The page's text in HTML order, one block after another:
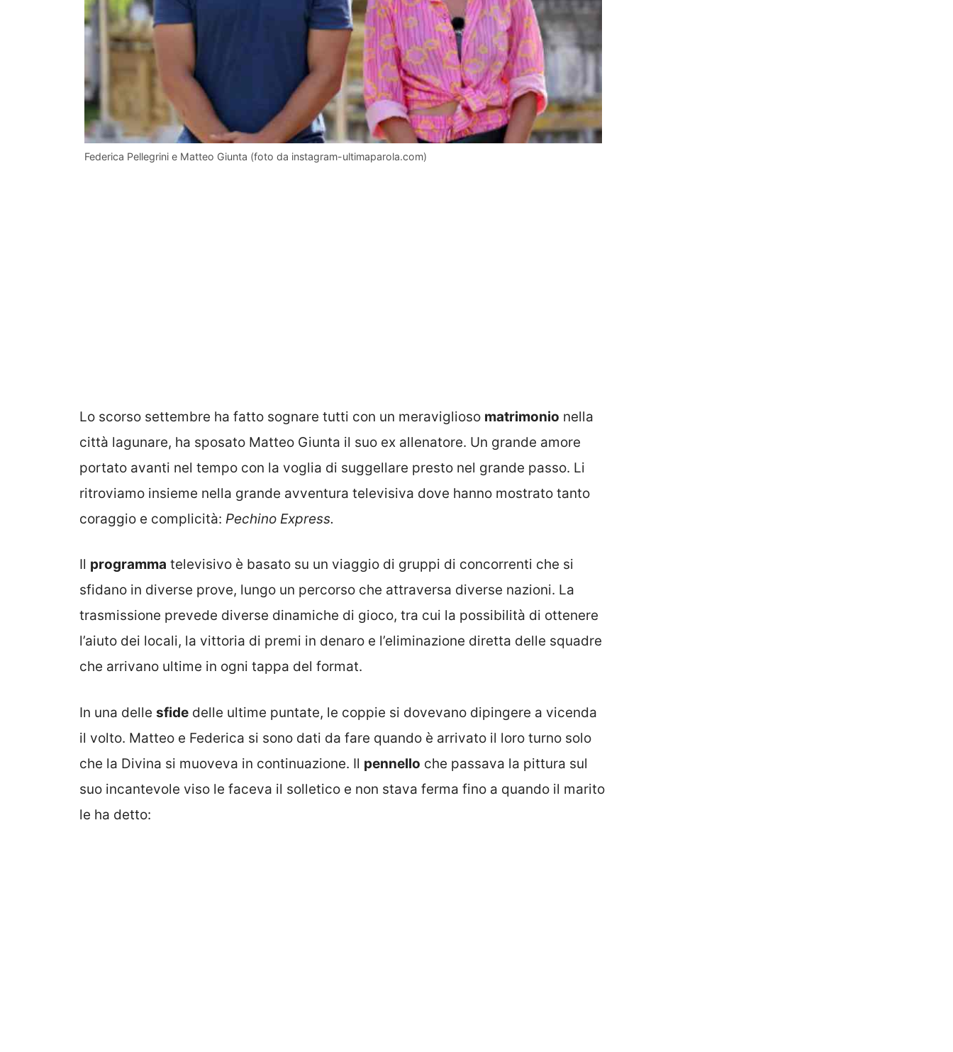
Federica Pellegrini e Matteo Giunta (foto da instagram-ultimaparola.com)
Lo scorso settembre ha fatto sognare tutti con un meraviglioso matrimonio nella
città lagunare, ha sposato Matteo Giunta il suo ex allenatore. Un grande amore
portato avanti nel tempo con la voglia di suggellare presto nel grande passo. Li
ritroviamo insieme nella grande avventura televisiva dove hanno mostrato tanto
coraggio e complicità: Pechino Express.
Il programma televisivo è basato su un viaggio di gruppi di concorrenti che si
sfidano in diverse prove, lungo un percorso che attraversa diverse nazioni. La
trasmissione prevede diverse dinamiche di gioco, tra cui la possibilità di ottenere
l’aiuto dei locali, la vittoria di premi in denaro e l’eliminazione diretta delle squadre
che arrivano ultime in ogni tappa del format.
In una delle sfide delle ultime puntate, le coppie si dovevano dipingere a vicenda
il volto. Matteo e Federica si sono dati da fare quando è arrivato il loro turno solo
che la Divina si muoveva in continuazione. Il pennello che passava la pittura sul
suo incantevole viso le faceva il solletico e non stava ferma fino a quando il marito
le ha detto: